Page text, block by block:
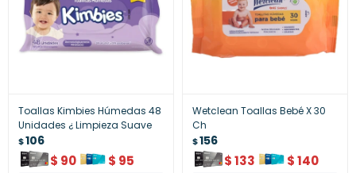
Toallas Kimbies Húmedas 48
Unidades ¿ Limpieza Suave
$106
$ 90 $ 95
Wetclean Toallas Bebé X 30
Ch
$156
$133 $140